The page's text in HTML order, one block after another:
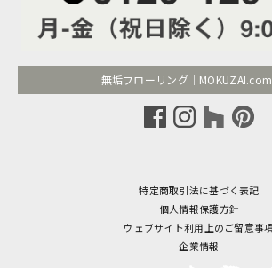
無垢フローリング｜
特定商取引法に基づく表記
個人情報保護方針
ウェブサイト利用上のご留意事項
企業情報